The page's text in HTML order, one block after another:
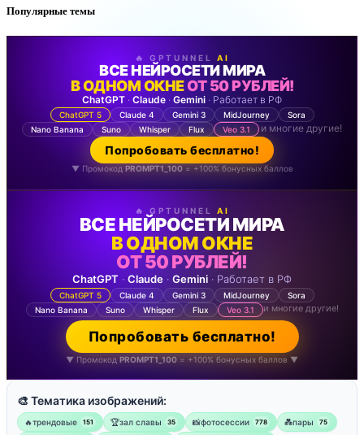
Популярные темы
🔥 GPTUNNEL AI
ВСЕ НЕЙРОСЕТИ МИРА
В ОДНОМ ОКНЕОТ 50 РУБЛЕЙ!
ChatGPT · Claude · Gemini · Работает в РФ
ChatGPT 5 Claude 4 Gemini 3 MidJourney
Sora
Nano Banana
Suno Whisper Flux Veo 3.1 и многие другие!
Попробовать бесплатно!
▼ Промокод PROMPT1_100= +100% бонусных баллов
🔥 GPTUNNEL AI
ВСЕ НЕЙРОСЕТИ МИРА
В ОДНОМ ОКНЕ
ОТ 50 РУБЛЕЙ!
ChatGPT · Claude · Gemini · Работает в РФ
ChatGPT 5 Claude 4 Gemini 3 MidJourney
Sora
Nano Banana
Suno Whisper Flux Veo 3.1 и многие другие!
Попробовать бесплатно!
▼ Промокод PROMPT1_100 = +100% бонусных баллов ▼
🎨 Тематика изображений:
🔥трендовые 151 🏆зал славы 35 📸фотосессии 778 💑пары 75